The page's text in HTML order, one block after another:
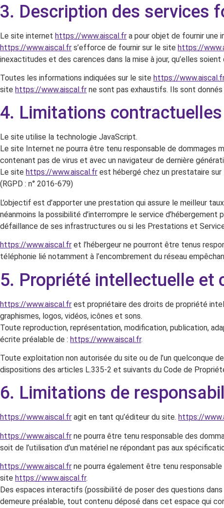
3. Description des services
Le site internet https://www.aiscal.fr a pour objet de fournir une
https://www.aiscal.fr s’efforce de fournir sur le site https://
inexactitudes et des carences dans la mise à jour, qu’elles
Toutes les informations indiquées sur le site https://
site https://www.aiscal.fr ne sont pas exhaustifs. Ils sont
4. Limitations
Le site utilise la technologie JavaScript.
Le site Internet ne pourra être tenu responsable de dommages
contenant pas de virus et avec un navigateur de dernière
Le site https://www.aiscal.fr est hébergé chez un prestataire
(RGPD : n° 2016-679)
L’objectif est d’apporter une prestation qui assure le meilleur
néanmoins la possibilité d’interrompre le service
défaillance de ses infrastructures ou si les Prestations et
https://www.aiscal.fr et l’hébergeur ne pourront être tenus
téléphonie lié notamment à l’encombrement du réseau
5. Propriété intellectuelle et
https://www.aiscal.fr est propriétaire des droits de propriété
graphismes, logos, vidéos, icônes et sons.
Toute reproduction, représentation, modification, publication,
écrite préalable de : https://www.aiscal.fr.
Toute exploitation non autorisée du site ou de l’un quelconque
dispositions des articles L.335-2 et suivants du Code de
6. Limitations de
https://www.aiscal.fr agit en tant qu’éditeur du site. https://
https://www.aiscal.fr ne pourra être tenu responsable des
soit de l’utilisation d’un matériel ne répondant pas aux
https://www.aiscal.fr ne pourra également être tenu
site https://www.aiscal.fr.
Des espaces interactifs (possibilité de poser des questions
demeure préalable, tout contenu déposé dans cet espace qui